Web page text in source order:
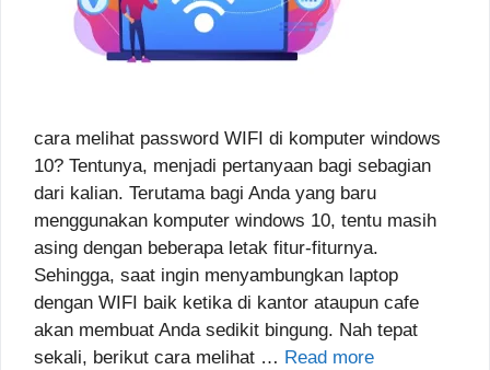
cara melihat password WIFI di komputer windows
10? Tentunya, menjadi pertanyaan bagi sebagian
dari kalian. Terutama bagi Anda yang baru
menggunakan komputer windows 10, tentu masih
asing dengan beberapa letak fitur-fiturnya.
Sehingga, saat ingin menyambungkan laptop
dengan WIFI baik ketika di kantor ataupun cafe
akan membuat Anda sedikit bingung. Nah tepat
sekali, berikut cara melihat … Read more